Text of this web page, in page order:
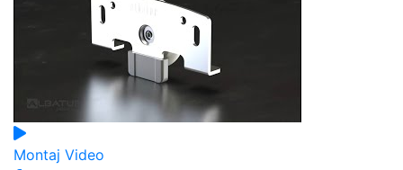
Montaj Video